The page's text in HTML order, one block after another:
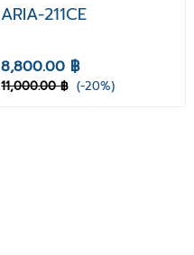
ARIA-211CE
8,800.00 ฿
11,000.00 ฿ (-20%)